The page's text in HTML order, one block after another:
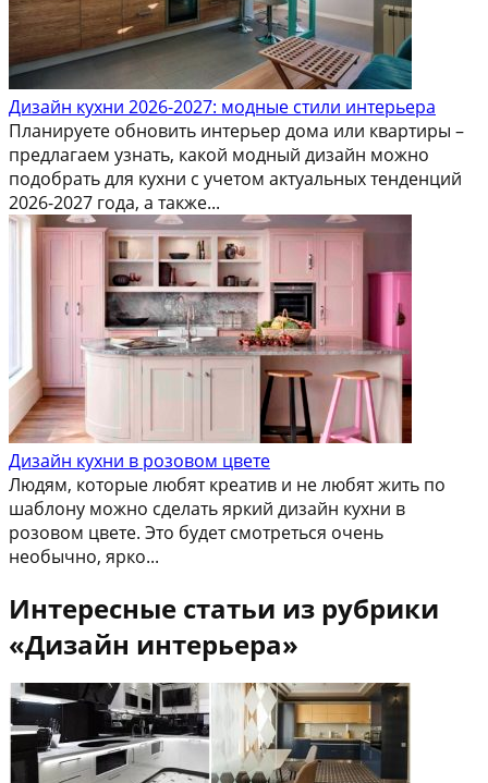
Дизайн кухни 2026-2027: модные стили интерьера
Планируете обновить интерьер дома или квартиры –
предлагаем узнать, какой модный дизайн можно
подобрать для кухни с учетом актуальных тенденций
2026-2027 года, а также...
Дизайн кухни в розовом цвете
Людям, которые любят креатив и не любят жить по
шаблону можно сделать яркий дизайн кухни в
розовом цвете. Это будет смотреться очень
необычно, ярко...
Интересные статьи из рубрики
«Дизайн интерьера»